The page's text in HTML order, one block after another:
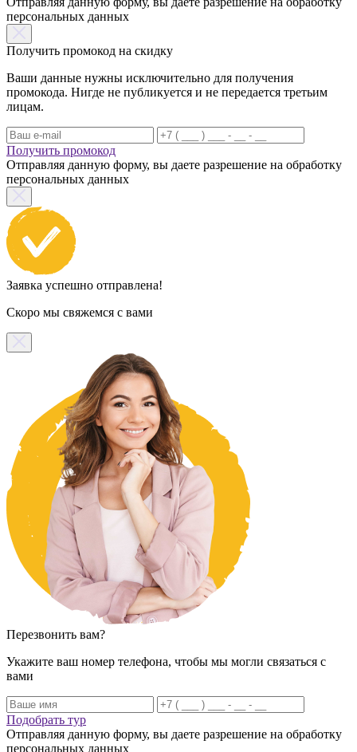
персональных данных
Получить промокод на скидку
Ваши данные нужны исключительно для получения
промокода. Нигде не публикуется и не передается третьим
лицам.
Получить промокод
Отправляя данную форму, вы даете разрешение на обработку
персональных данных
Заявка успешно отправлена!
Скоро мы свяжемся с вами
Перезвонить вам?
Укажите ваш номер телефона, чтобы мы могли связаться с
вами
Подобрать тур
Отправляя данную форму, вы даете разрешение на обработку
персональных данных